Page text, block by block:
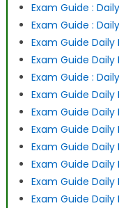
Exam Guide :
Exam Guide :
Exam Guide Daily
Exam Guide Daily
Exam Guide :
Exam Guide Daily
Exam Guide Daily
Exam Guide Daily
Exam Guide Daily
Exam Guide Daily
Exam Guide Daily
Exam Guide Daily